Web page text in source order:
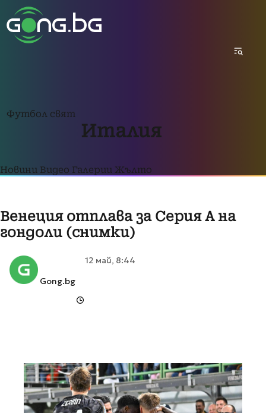
Футбол свят
Италия
Новини Видео Галерии Жълто
Венеция отплава за Серия А на
гондоли (снимки)
Gong.bg
12 май, 8:44